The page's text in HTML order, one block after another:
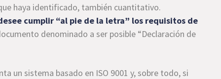
haya identificado, también cuantitativo.
cumplir “al pie de la letra” los requisitos de
denominado a ser posible “Declaración de
un sistema basado en ISO 9001 y, sobre todo, si